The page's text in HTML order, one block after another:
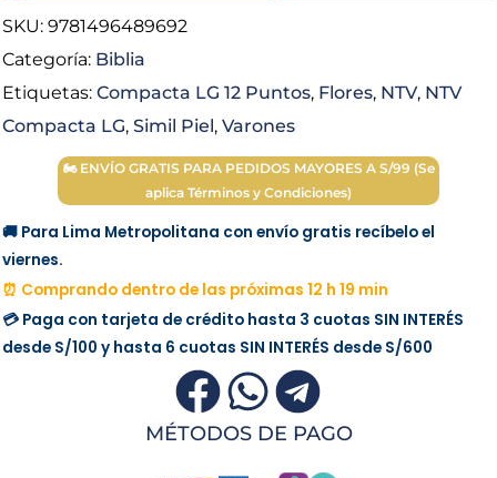
Flor
con
Cierre
SKU: 9781496489692
Categoría: Biblia
Etiquetas: Compacta LG 12 Puntos, Flores, NTV, NTV
Compacta LG, Simil Piel, Varones
🏍 ENVÍO GRATIS PARA PEDIDOS MAYORES A S/99 (Se
aplica Términos y Condiciones)
🚚 Para Lima Metropolitana con envío gratis recíbelo el
viernes.
⏰ Comprando dentro de las próximas 12 h 19 min
💳 Paga con tarjeta de crédito hasta 3 cuotas SIN INTERÉS
desde S/100 y hasta 6 cuotas SIN INTERÉS desde S/600
MÉTODOS DE PAGO